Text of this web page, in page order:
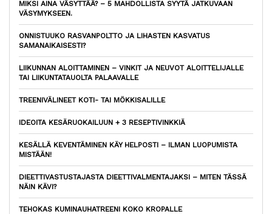
MIKSI AINA VÄSYTTÄÄ? – 5 MAHDOLLISTA SYYTÄ JATKUVAAN
VÄSYMYKSEEN.
ONNISTUUKO RASVANPOLTTO JA LIHASTEN KASVATUS
SAMANAIKAISESTI?
LIIKUNNAN ALOITTAMINEN – VINKIT JA NEUVOT ALOITTELIJALLE
TAI LIIKUNTATAUOLTA PALAAVALLE
TREENIVÄLINEET KOTI- TAI MÖKKISALILLE
IDEOITA KESÄRUOKAILUUN + 3 RESEPTIVINKKIÄ
KESÄLLÄ KEVENTÄMINEN KÄY HELPOSTI – ILMAN LUOPUMISTA
MISTÄÄN!
DIEETTIVASTUSTAJASTA DIEETTIVALMENTAJAKSI – MITEN TÄSSÄ
NÄIN KÄVI?
TEHOKAS KUMINAUHATREENI KOKO KROPALLE